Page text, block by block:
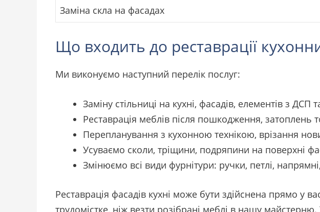
Заміна скла на фасадах
Що входить до реставрації
Ми виконуємо наступний перелік послуг:
Заміну стільниці на кухні, фасадів, елементів з ДСП
Реставрація меблів після пошкодження, затоплень
Перепланування з кухонною технікою, врізання
Усуваємо сколи, тріщини, подряпини на поверхні
Змінюємо всі види фурнітури: ручки, петлі,
Реставрація фасадів кухні може бути здійснена прямо у